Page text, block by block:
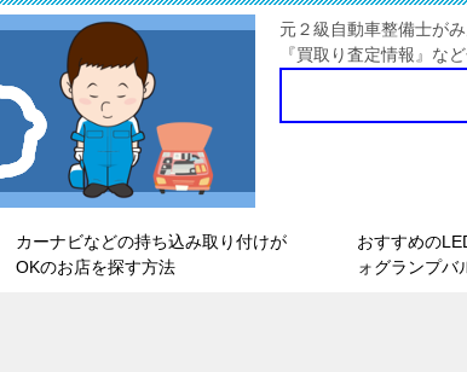
元２級自動車整備士が
『買取り査定情報』な
カーナビなどの持ち込み取り付けが
OKのお店を探す方法
おすすめの
ォグランプバ